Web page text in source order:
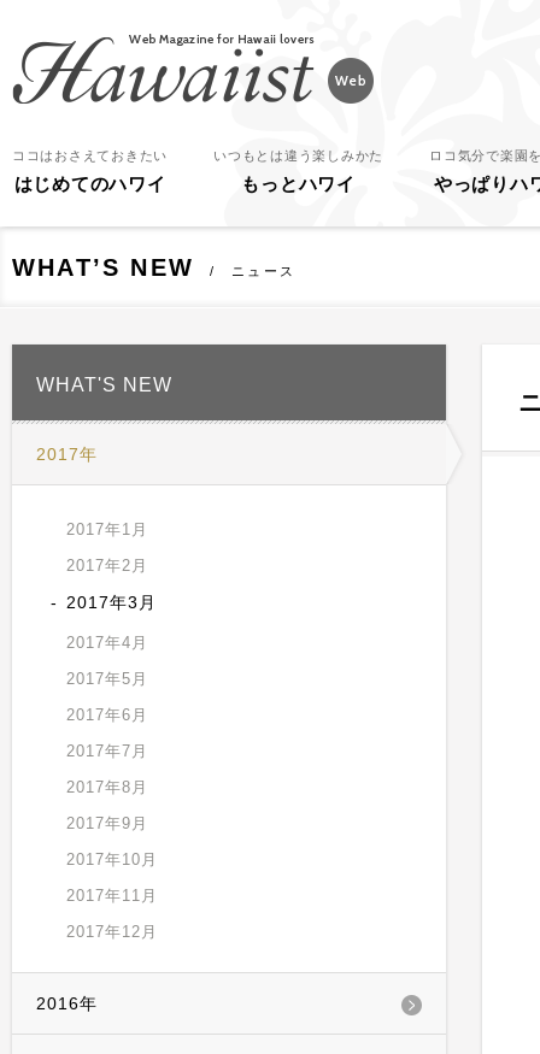
ココはおさえておきたい
はじめてのハワイ
いつもとは違う楽しみかた
もっとハワイ
ロコ気分で楽園
やっぱりハ
WHAT’S NEW ニュース
WHAT'S NEW
2017年
2017年1月
2017年2月
2017年3月
2017年4月
2017年5月
2017年6月
2017年7月
2017年8月
2017年9月
2017年10月
2017年11月
2017年12月
2016年